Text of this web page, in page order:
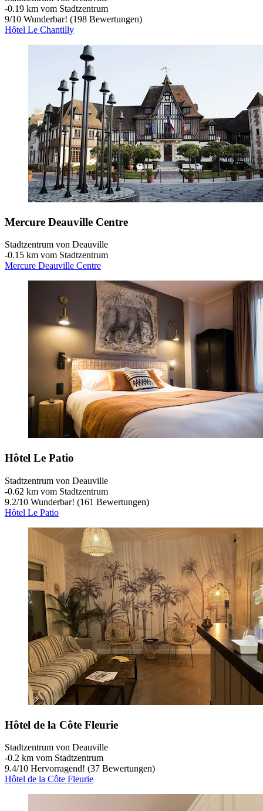
‐0.19 km vom Stadtzentrum
9/10 Wunderbar! (198 Bewertungen)
Hôtel Le Chantilly
Mercure Deauville Centre
Stadtzentrum von Deauville
‐0.15 km vom Stadtzentrum
Mercure Deauville Centre
Hôtel Le Patio
Stadtzentrum von Deauville
‐0.62 km vom Stadtzentrum
9.2/10 Wunderbar! (161 Bewertungen)
Hôtel Le Patio
Hôtel de la Côte Fleurie
Stadtzentrum von Deauville
‐0.2 km vom Stadtzentrum
9.4/10 Hervorragend! (37 Bewertungen)
Hôtel de la Côte Fleurie